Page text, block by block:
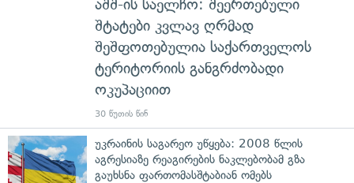
აშშ-ის საელჩო: შეერთებული
შტატები კვლავ ღრმად
შეშფოთებულია საქართველოს
ტერიტორიის განგრძობადი
ოკუპაციით
30 წუთის წინ
უკრაინის საგარეო უწყება: 2008 წლის
აგრესიაზე რეაგირების ნაკლებობამ გზა
გაუხსნა ფართომასშტაბიან ომებს